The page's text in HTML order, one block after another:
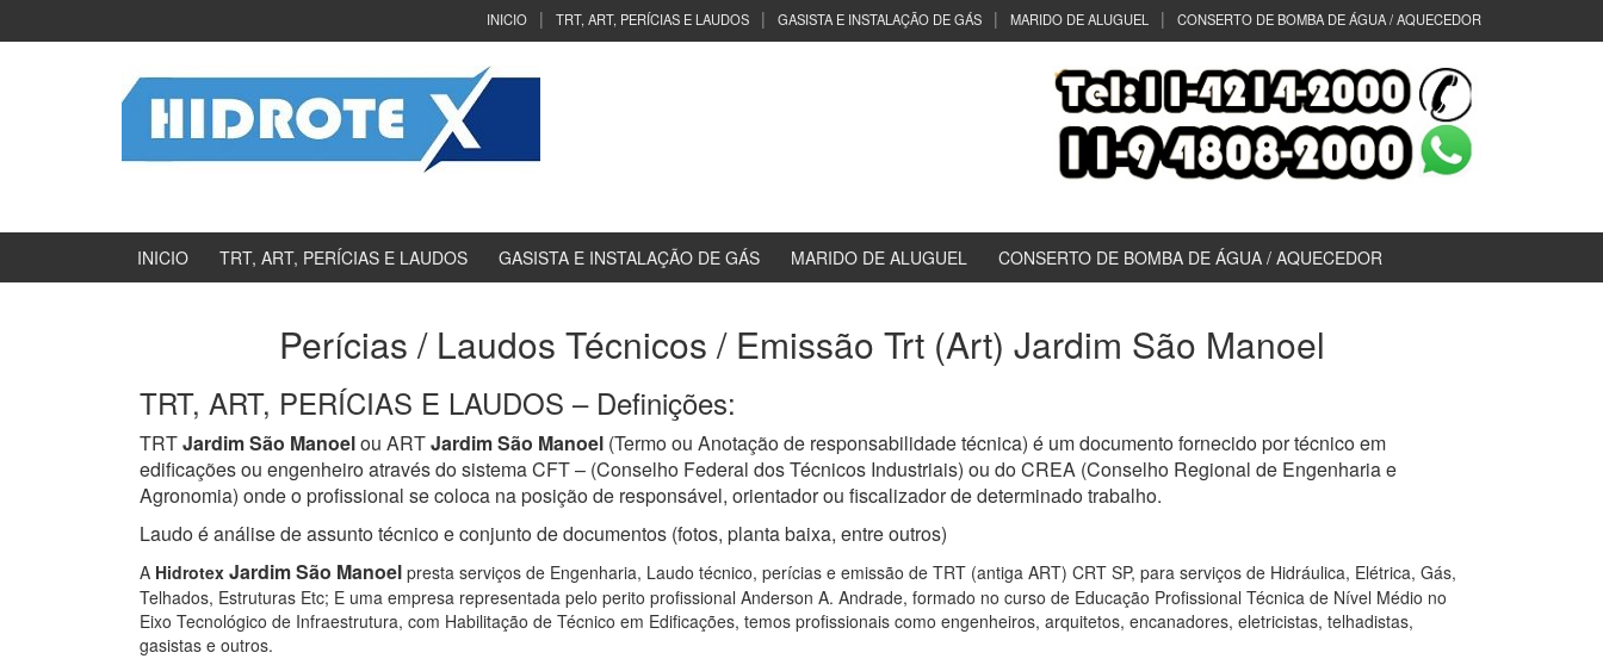
INICIO TRT, ART, PERÍCIAS E LAUDOS GASISTA E INSTALAÇÃO DE GÁS MARIDO DE ALUGUEL CONSERTO DE BOMBA DE ÁGUA / AQUECEDOR
INICIO TRT, ART, PERÍCIAS E LAUDOS GASISTA E INSTALAÇÃO DE GÁS MARIDO DE ALUGUEL CONSERTO DE BOMBA DE ÁGUA / AQUECEDOR
Perícias / Laudos Técnicos / Emissão Trt (Art) Jardim São Manoel
TRT, ART, PERÍCIAS E LAUDOS – Definições:
TRTJardim São Manoelou ARTJardim São Manoel (Termo ou Anotação de responsabilidade técnica) é um documento fornecido por técnico em
edificações ou engenheiro através do sistema CFT – (Conselho Federal dos Técnicos Industriais) ou do CREA (Conselho Regional de Engenharia e
Agronomia) onde o profissional se coloca na posição de responsável, orientador ou fiscalizador de determinado trabalho.
Laudo é análise de assunto técnico e conjunto de documentos (fotos, planta baixa, entre outros)
A Hidrotex Jardim São Manoel presta serviços de Engenharia, Laudo técnico, perícias e emissão de TRT (antiga ART) CRT SP, para serviços de Hidráulica, Elétrica, Gás,
Telhados, Estruturas Etc; E uma empresa representada pelo perito profissional Anderson A. Andrade, formado no curso de Educação Profissional Técnica de Nível Médio no
Eixo Tecnológico de Infraestrutura, com Habilitação de Técnico em Edificações, temos profissionais como engenheiros, arquitetos, encanadores, eletricistas, telhadistas,
gasistas e outros.